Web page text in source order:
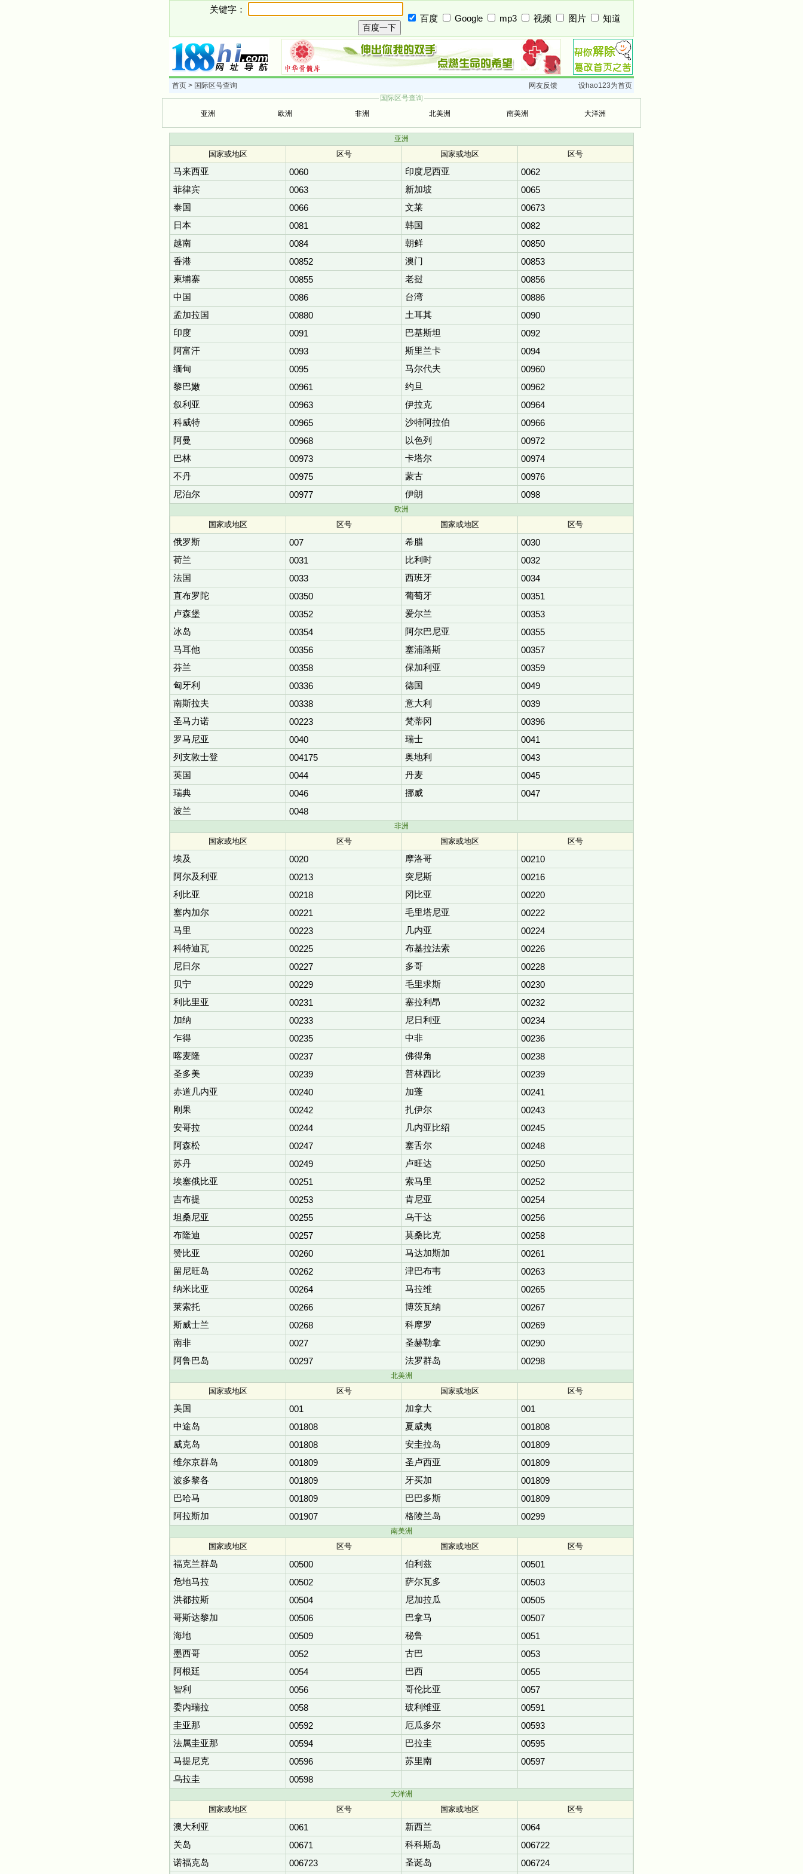
关键字：
百度
Google mp3 视频 图片 知道
首页 > 国际区号查询 网友反馈
设hao123为首页
国际区号查询
亚洲
欧洲 非洲 北美洲 南美洲 大洋洲
亚洲
国家或地区 区号 国家或地区 区号
马来西亚 0060 印度尼西亚
0062
菲律宾
0063 新加坡
0065
泰国
0066 文莱
00673
日本
0081 韩国
0082
越南
0084 朝鲜
00850
香港
00852 澳门
00853
柬埔寨
00855 老挝
00856
中国
0086 台湾
00886
孟加拉国
00880 土耳其
0090
印度
0091 巴基斯坦
0092
阿富汗
0093 斯里兰卡
0094
缅甸
0095 马尔代夫
00960
黎巴嫩
00961 约旦
00962
叙利亚
00963 伊拉克
00964
科威特
00965 沙特阿拉伯
00966
阿曼
00968 以色列
00972
巴林
00973 卡塔尔
00974
不丹
00975 蒙古
00976
尼泊尔
00977 伊朗 0098
欧洲
国家或地区 区号 国家或地区 区号
俄罗斯 007 希腊
0030
荷兰
0031 比利时
0032
法国
0033 西班牙
0034
直布罗陀
00350 葡萄牙
00351
卢森堡
00352 爱尔兰
00353
冰岛
00354 阿尔巴尼亚
00355
马耳他
00356 塞浦路斯
00357
芬兰
00358 保加利亚
00359
匈牙利
00336 德国
0049
南斯拉夫
00338 意大利
0039
圣马力诺
00223 梵蒂冈
00396
罗马尼亚
0040 瑞士
0041
列支敦士登
004175 奥地利
0043
英国
0044 丹麦
0045
瑞典
0046 挪威
0047
波兰
0048
非洲
国家或地区 区号 国家或地区 区号
埃及 0020 摩洛哥
00210
阿尔及利亚
00213 突尼斯
00216
利比亚
00218 冈比亚
00220
塞内加尔
00221 毛里塔尼亚
00222
马里
00223 几内亚
00224
科特迪瓦
00225 布基拉法索
00226
尼日尔
00227 多哥
00228
贝宁
00229 毛里求斯
00230
利比里亚
00231 塞拉利昂
00232
加纳
00233 尼日利亚
00234
乍得
00235 中非
00236
喀麦隆
00237 佛得角
00238
圣多美
00239 普林西比
00239
赤道几内亚
00240 加蓬
00241
刚果
00242 扎伊尔
00243
安哥拉
00244 几内亚比绍
00245
阿森松
00247 塞舌尔
00248
苏丹
00249 卢旺达
00250
埃塞俄比亚
00251 索马里
00252
吉布提
00253 肯尼亚
00254
坦桑尼亚
00255 乌干达
00256
布隆迪
00257 莫桑比克
00258
赞比亚
00260 马达加斯加
00261
留尼旺岛
00262 津巴布韦
00263
纳米比亚
00264 马拉维
00265
莱索托
00266 博茨瓦纳
00267
斯威士兰
00268 科摩罗
00269
南非
0027 圣赫勒拿
00290
阿鲁巴岛
00297 法罗群岛 00298
北美洲
国家或地区 区号 国家或地区 区号
美国 001 加拿大
001
中途岛
001808 夏威夷
001808
威克岛
001808 安圭拉岛
001809
维尔京群岛
001809 圣卢西亚
001809
波多黎各
001809 牙买加
001809
巴哈马
001809 巴巴多斯
001809
阿拉斯加
001907 格陵兰岛 00299
南美洲
国家或地区 区号 国家或地区 区号
福克兰群岛 00500 伯利兹
00501
危地马拉
00502 萨尔瓦多
00503
洪都拉斯
00504 尼加拉瓜
00505
哥斯达黎加
00506 巴拿马
00507
海地
00509 秘鲁
0051
墨西哥
0052 古巴
0053
阿根廷
0054 巴西
0055
智利
0056 哥伦比亚
0057
委内瑞拉
0058 玻利维亚
00591
圭亚那
00592 厄瓜多尔
00593
法属圭亚那
00594 巴拉圭
00595
马提尼克
00596 苏里南
00597
乌拉圭
00598
大洋洲
国家或地区 区号 国家或地区 区号
澳大利亚 0061 新西兰
0064
关岛
00671 科科斯岛
006722
诺福克岛
006723 圣诞岛 006724